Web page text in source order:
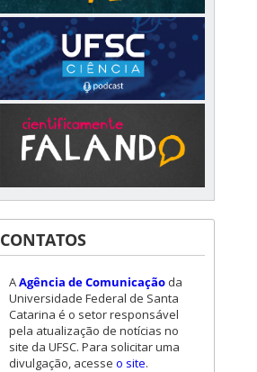
CONTATOS
AAgência de Comunicação da
Universidade Federal de Santa
Catarina é o setor responsável
pela atualização de notícias no
site da UFSC. Para solicitar uma
divulgação, acesse o site.